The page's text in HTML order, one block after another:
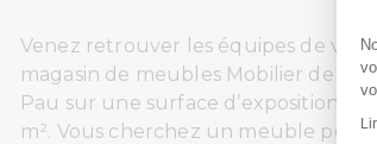
Venez retrouver les équipes de
magasin de meubles Mobilier de
Pau sur une surface d’exposition de
m². Vous cherchez un meuble pour